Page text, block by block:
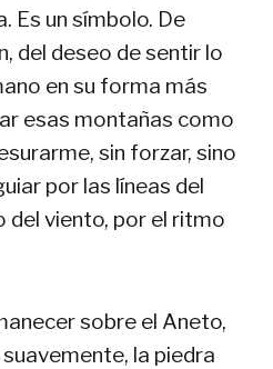
Es un símbolo. De
del deseo de sentir lo
en su forma más
esas montañas como
sin forzar, sino
por las líneas del
del viento, por el ritmo
sobre el Aneto,
la piedra